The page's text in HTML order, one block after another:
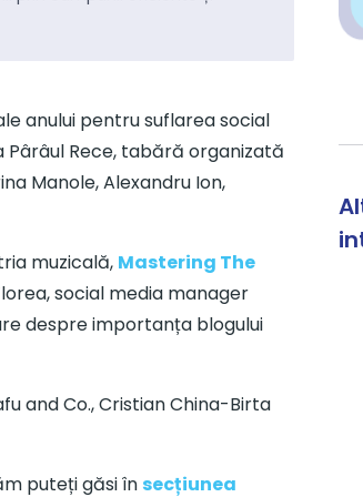
site-uri
lunare pentru actualizarea,
și dezvoltarea site-ului.
anului pentru suflarea social
Pârâul Rece, tabără organizată
Manole, Alexandru Ion,
muzicală, Mastering The
social media manager
despre importanța blogului
and Co., Cristian China-Birta
puteți găsi în secțiunea